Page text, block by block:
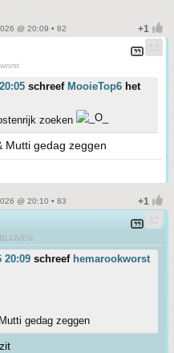
@ 20:09 • 82
schreef MooieTop6 het
zoeken
Mutti gedag zeggen
@ 20:10 • 83
20:09 schreef hemarookworst
gedag zeggen